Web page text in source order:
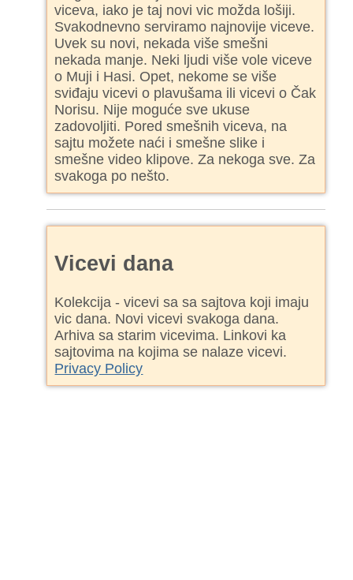
viceva, iako je taj novi vic možda lošiji.
Svakodnevno serviramo najnovije viceve.
Uvek su novi, nekada više smešni
nekada manje. Neki ljudi više vole viceve
o Muji i Hasi. Opet, nekome se više
sviđaju vicevi o plavušama ili vicevi o Čak
Norisu. Nije moguće sve ukuse
zadovoljiti. Pored smešnih viceva, na
sajtu možete naći i smešne slike i
smešne video klipove. Za nekoga sve. Za
svakoga po nešto.
Vicevi dana
Kolekcija - vicevi sa sa sajtova koji imaju
vic dana. Novi vicevi svakoga dana.
Arhiva sa starim vicevima. Linkovi ka
sajtovima na kojima se nalaze vicevi.
Privacy Policy